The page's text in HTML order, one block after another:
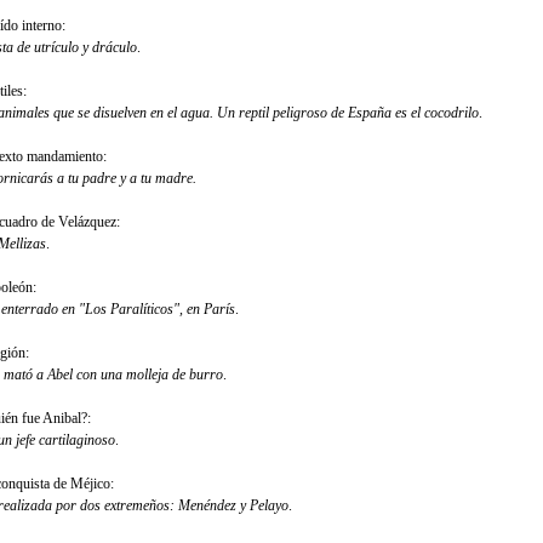
interno:
de utrículo y dráculo.
que se disuelven en el agua. Un reptil peligroso de España es el cocodrilo.
mandamiento:
a tu padre y a tu madre.
de Velázquez:
.
en "Los Paralíticos", en París.
mató a Abel con una molleja de burro.
fue Anibal?:
jefe cartilaginoso.
de Méjico:
por dos extremeños: Menéndez y Pelayo.